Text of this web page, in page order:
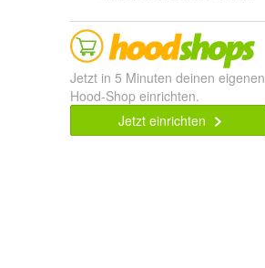
Jetzt in 5 Minuten deinen eigenen
Hood-Shop einrichten.
Jetzt einrichten